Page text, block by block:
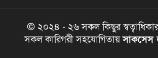
© ২০২৪ - ২৬ সকল কিছুর
সকল কারিগরী সহযোগিতায়সাকসেস